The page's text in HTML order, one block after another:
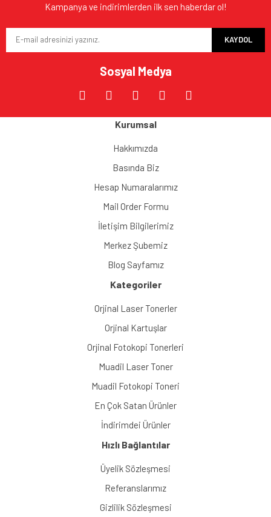
Kampanya ve indirimlerden ilk sen haberdar ol!
KAYDOL
Sosyal Medya
Kurumsal
Hakkımızda
Basında Biz
Hesap Numaralarımız
Mail Order Formu
İletişim Bilgilerimiz
Merkez Şubemiz
Blog Sayfamız
Kategoriler
Orjinal Laser Tonerler
Orjinal Kartuşlar
Orjinal Fotokopi Tonerleri
Muadil Laser Toner
Muadil Fotokopi Toneri
En Çok Satan Ürünler
İndirimdei Ürünler
Hızlı Bağlantılar
Üyelik Sözleşmesi
Referanslarımız
Gizlilik Sözleşmesi